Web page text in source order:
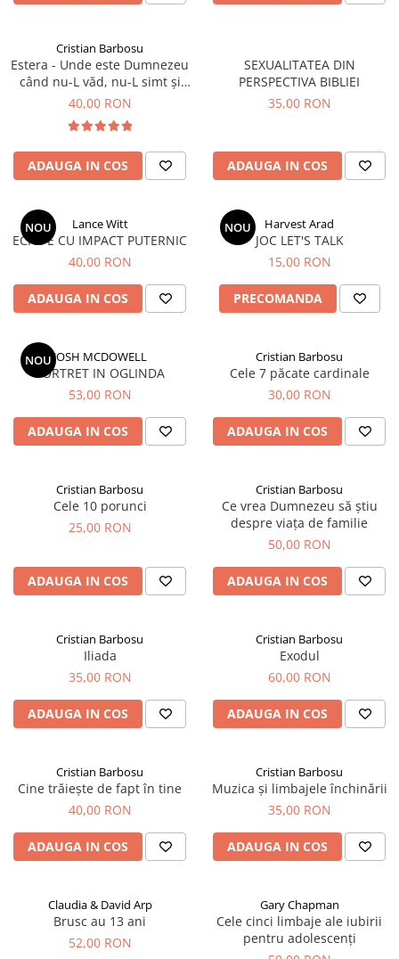
Cristian Barbosu
Estera - Unde este Dumnezeu
când nu-L văd, nu-L simt și
nu-l aud?
40,00 RON
ADAUGA IN COS
SEXUALITATEA DIN
PERSPECTIVA BIBLIEI
35,00 RON
ADAUGA IN COS
NOU Lance Witt
ECHIPE CU IMPACT PUTERNIC
40,00 RON
ADAUGA IN COS
NOU Harvest Arad
JOC LET'S TALK
15,00 RON
PRECOMANDA
NOUJOSH MCDOWELL
PORTRET IN OGLINDA
53,00 RON
ADAUGA IN COS
Cristian Barbosu
Cele 7 păcate cardinale
30,00 RON
ADAUGA IN COS
Cristian Barbosu
Cele 10 porunci
25,00 RON
ADAUGA IN COS
Cristian Barbosu
Ce vrea Dumnezeu să știu
despre viața de familie
50,00 RON
ADAUGA IN COS
Cristian Barbosu
Iliada
35,00 RON
ADAUGA IN COS
Cristian Barbosu
Exodul
60,00 RON
ADAUGA IN COS
Cristian Barbosu
Cine trăiește de fapt în tine
40,00 RON
ADAUGA IN COS
Cristian Barbosu
Muzica și limbajele închinării
35,00 RON
ADAUGA IN COS
Claudia & David Arp
Brusc au 13 ani
52,00 RON
Gary Chapman
Cele cinci limbaje ale iubirii
pentru adolescenți